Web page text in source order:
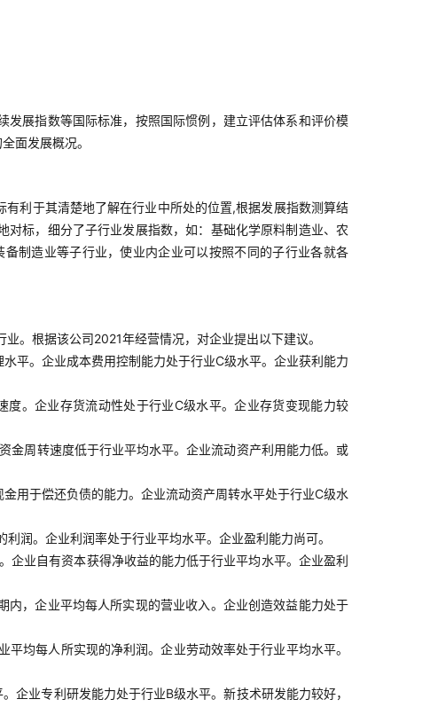
展指数等国际标准，按照国际惯例，建立评估体系和评价模
面发展概况。
利于其清楚地了解在行业中所处的位置,根据发展指数测算结
标，细分了子行业发展指数，如：基础化学原料制造业、农
制造业等子行业，使业内企业可以按照不同的子行业各就各
。根据该公司2021年经营情况，对企业提出以下建议。
平。企业成本费用控制能力处于行业C级水平。企业获利能力
。企业存货流动性处于行业C级水平。企业存货变现能力较
金周转速度低于行业平均水平。企业流动资产利用能力低。或
用于偿还负债的能力。企业流动资产周转水平处于行业C级水
润。企业利润率处于行业平均水平。企业盈利能力尚可。
企业自有资本获得净收益的能力低于行业平均水平。企业盈利
，企业平均每人所实现的营业收入。企业创造效益能力处于
均每人所实现的净利润。企业劳动效率处于行业平均水平。
企业专利研发能力处于行业B级水平。新技术研发能力较好，